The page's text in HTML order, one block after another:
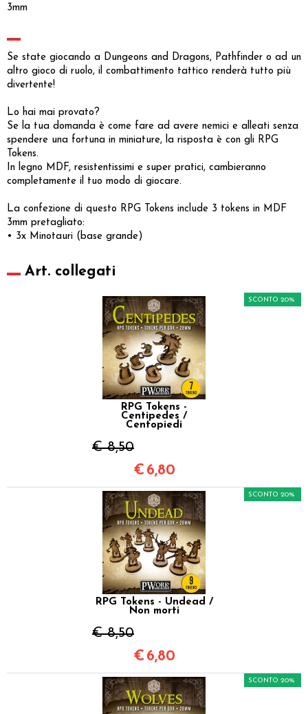
3mm
Se state giocando a Dungeons and Dragons, Pathfinder o ad un
altro gioco di ruolo, il combattimento tattico renderà tutto più
divertente!
Lo hai mai provato?
Se la tua domanda è come fare ad avere nemici e alleati senza
spendere una fortuna in miniature, la risposta è con gli RPG
Tokens.
In legno MDF, resistentissimi e super pratici, cambieranno
completamente il tuo modo di giocare.
La confezione di questo RPG Tokens include 3 tokens in MDF
3mm pretagliato:
• 3x Minotauri (base grande)
Art. collegati
RPG Tokens -
Centipedes /
Centopiedi
€ 8,50
SCONTO 20%
€ 6,80
RPG Tokens - Undead /
Non morti
€ 8,50
SCONTO 20%
€ 6,80
SCONTO 20%